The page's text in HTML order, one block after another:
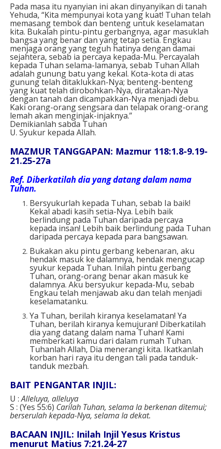
Pada masa itu nyanyian ini akan dinyanyikan di tanah
Yehuda, “Kita mempunyai kota yang kuat! Tuhan telah
memasang tembok dan benteng untuk keselamatan
kita. Bukalah pintu-pintu gerbangnya, agar masuklah
bangsa yang benar dan yang tetap setia. Engkau
menjaga orang yang teguh hatinya dengan damai
sejahtera, sebab ia percaya kepada-Mu. Percayalah
kepada Tuhan selama-lamanya, sebab Tuhan Allah
adalah gunung batu yang kekal. Kota-kota di atas
gunung telah ditaklukkan-Nya; benteng-benteng
yang kuat telah dirobohkan-Nya, diratakan-Nya
dengan tanah dan dicampakkan-Nya menjadi debu.
Kaki orang-orang sengsara dan telapak orang-orang
lemah akan menginjak-injaknya.”
Demikianlah sabda Tuhan
U. Syukur kepada Allah.
MAZMUR TANGGAPAN: Mazmur 118:1.8-9.19-
21.25-27a
Ref. Diberkatilah dia yang datang dalam nama
Tuhan.
Bersyukurlah kepada Tuhan, sebab Ia baik!
Kekal abadi kasih setia-Nya. Lebih baik
berlindung pada Tuhan daripada percaya
kepada insan! Lebih baik berlindung pada Tuhan
daripada percaya kepada para bangsawan.
Bukakan aku pintu gerbang kebenaran, aku
hendak masuk ke dalamnya, hendak mengucap
syukur kepada Tuhan. Inilah pintu gerbang
Tuhan, orang-orang benar akan masuk ke
dalamnya. Aku bersyukur kepada-Mu, sebab
Engkau telah menjawab aku dan telah menjadi
keselamatanku.
Ya Tuhan, berilah kiranya keselamatan! Ya
Tuhan, berilah kiranya kemujuran! Diberkatilah
dia yang datang dalam nama Tuhan! Kami
memberkati kamu dari dalam rumah Tuhan.
Tuhanlah Allah, Dia menerangi kita. Ikatkanlah
korban hari raya itu dengan tali pada tanduk-
tanduk mezbah.
BAIT PENGANTAR INJIL:
U :Alleluya, alleluya
S : (Yes 55:6) Carilah Tuhan, selama Ia berkenan ditemui;
berserulah kepada-Nya, selama Ia dekat.
BACAAN INJIL: Inilah Injil Yesus Kristus
menurut Matius 7:21.24-27